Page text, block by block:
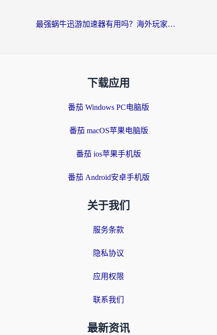
最强蜗牛迅游加速器有用吗？海外玩家国服游戏加速避坑指南（附德国玩忍者必须死3流星蝴蝶剑解决办法）
下载应用
番茄 Windows PC电脑版
番茄 macOS苹果电脑版
番茄 ios苹果手机版
番茄 Android安卓手机版
关于我们
服务条款
隐私协议
应用权限
联系我们
最新资讯